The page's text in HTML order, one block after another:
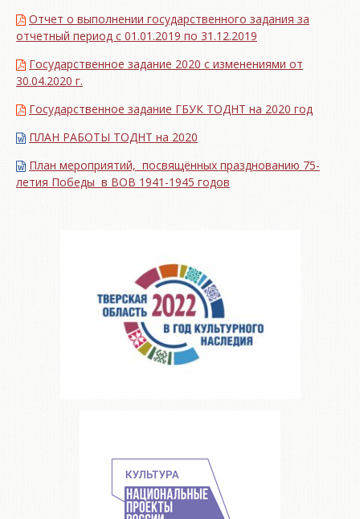
Отчет о выполнении государственного задания за
отчетный период с 01.01.2019 по 31.12.2019
Государственное задание 2020 с изменениями от
30.04.2020 г.
Государственное задание ГБУК ТОДНТ на 2020 год
ПЛАН РАБОТЫ ТОДНТ на 2020
План мероприятий, посвящённых празднованию 75-
летия Победы в ВОВ 1941-1945 годов